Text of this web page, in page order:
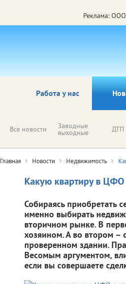
Реклама:
Работа у нас
Все новости Заводные
выходные ДТП
Главная Новости Недвижимость
Какую квартиру в ЦФО
Собираясь приобретать
именно выбирать
вторичном рынке. В
хозяином. А во втором –
проверенном здании.
Весомым аргументом,
если вы совершаете